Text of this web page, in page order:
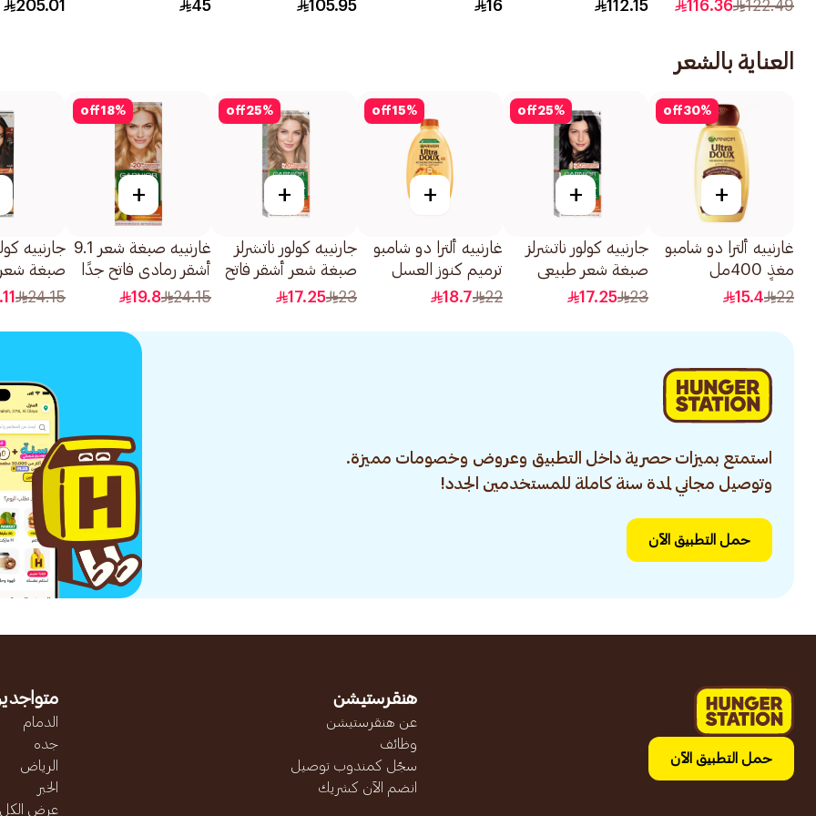
122.49
116.36
112.15
16
105.95
45
205.01
العناية بالشعر
30%
off
+
غارنييه ألترا دو شامبو
مغذٍ 400مل
22
15.4
25%
off
+
جارنييه كولور ناتشرلز
صبغة شعر طبيعي
اسود رقم 0.1 1قطعة
23
17.25
15%
off
+
غارنييه ألترا دو شامبو
ترميم كنوز العسل
400مل
22
18.7
25%
off
+
جارنييه كولور ناتشرلز
صبغة شعر أشقر فاتح
رمادي رقم 8.1 1قطعة
23
17.25
18%
off
+
غارنييه صبغة شعر 9.1
أشقر رمادي فاتح جدًا
كريم للسيدات 110مل
24.15
19.8
جارنييه
صبغة
رقم 3 1قطعة
24.15
استمتع بميزات حصرية داخل التطبيق وعروض وخصومات مميزة.
وتوصيل مجاني لمدة سنة كاملة للمستخدمين الجدد!
حمل التطبيق الآن
حمل التطبيق الآن
هنقرستيشن
عن هنقرستيشن
وظائف
سجّل كمندوب توصيل
انضم الآن كشريك
الدمام
جده
الرياض
الخبر
عرض